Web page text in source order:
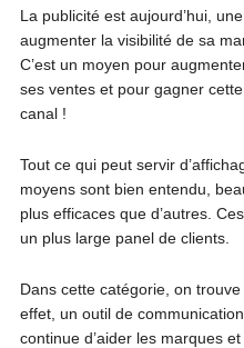
La publicité est aujourd’hui,
augmenter la visibilité de sa
C’est un moyen pour
ses ventes et pour gagner
canal !
Tout ce qui peut servir
moyens sont bien entendu,
plus efficaces que d’autres.
un plus large panel de clients.
Dans cette catégorie, on trouve
effet, un outil de
continue d’aider les marques